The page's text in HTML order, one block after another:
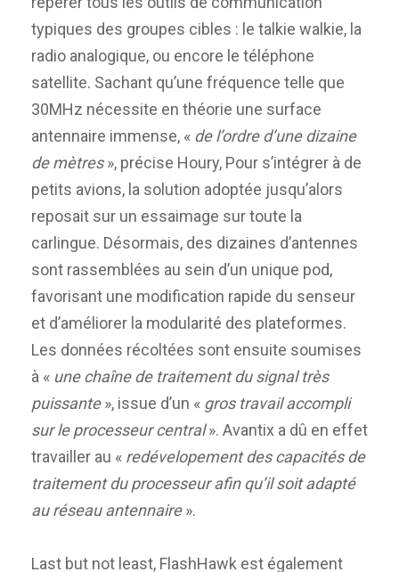
typiques des groupes cibles : le talkie walkie, la
radio analogique, ou encore le téléphone
satellite. Sachant qu’une fréquence telle que
30MHz nécessite en théorie une surface
antennaire immense, « de l’ordre d’une dizaine
de mètres», précise Houry, Pour s’intégrer à de
petits avions, la solution adoptée jusqu’alors
reposait sur un essaimage sur toute la
carlingue. Désormais, des dizaines d’antennes
sont rassemblées au sein d’un unique pod,
favorisant une modification rapide du senseur
et d’améliorer la modularité des plateformes.
Les données récoltées sont ensuite soumises
à « une chaîne de traitement du signal très
puissante», issue d’un « gros travail accompli
sur le processeur central». Avantix a dû en effet
travailler au « redévelopement des capacités de
traitement du processeur afin qu’il soit adapté
au réseau antennaire».
Last but not least, FlashHawk est également